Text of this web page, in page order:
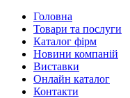
Головна
Товари та послуги
Каталог фірм
Новини компаній
Виставки
Онлайн каталог
Контакти